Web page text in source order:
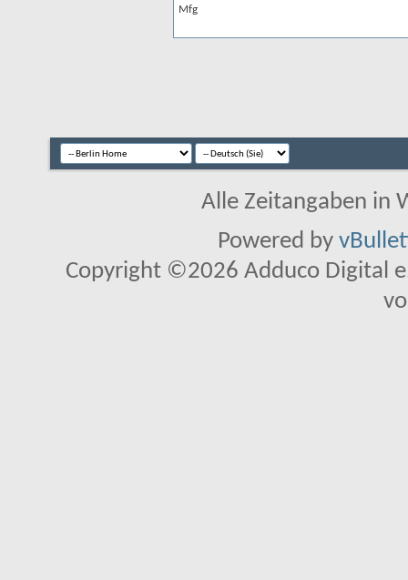
Mfg
Alle Zeitangaben in
Powered by
Copyright ©2026 Adduco Digital